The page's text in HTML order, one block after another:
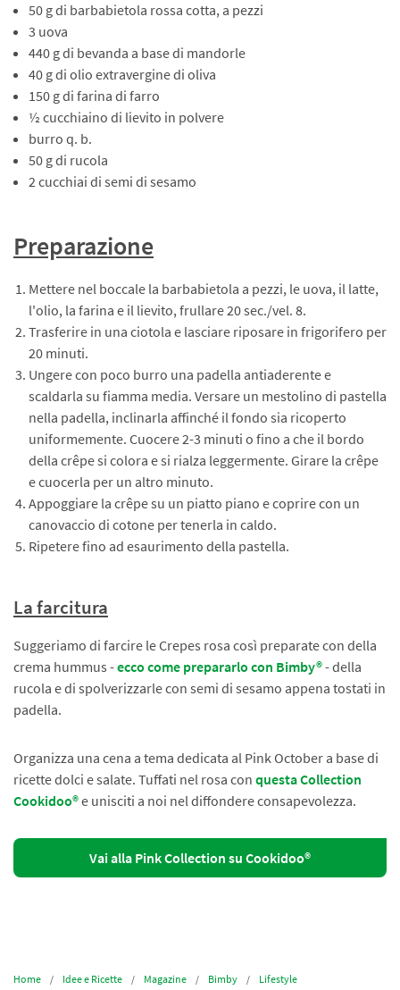
50 g di barbabietola rossa cotta, a pezzi
3 uova
440 g di bevanda a base di mandorle
40 g di olio extravergine di oliva
150 g di farina di farro
½ cucchiaino di lievito in polvere
burro q. b.
50 g di rucola
2 cucchiai di semi di sesamo
Preparazione
Mettere nel boccale la barbabietola a pezzi, le uova, il latte,
l'olio, la farina e il lievito, frullare 20 sec./vel. 8.
Trasferire in una ciotola e lasciare riposare in frigorifero per
20 minuti.
Ungere con poco burro una padella antiaderente e
scaldarla su fiamma media. Versare un mestolino di pastella
nella padella, inclinarla affinché il fondo sia ricoperto
uniformemente. Cuocere 2-3 minuti o fino a che il bordo
della crêpe si colora e si rialza leggermente. Girare la crêpe
e cuocerla per un altro minuto.
Appoggiare la crêpe su un piatto piano e coprire con un
canovaccio di cotone per tenerla in caldo.
Ripetere fino ad esaurimento della pastella.
La farcitura
Suggeriamo di farcire le Crepes rosa così preparate con della
crema hummus -ecco come prepararlo con Bimby®- della
rucola e di spolverizzarle con semi di sesamo appena tostati in
padella.
Organizza una cena a tema dedicata al Pink October a base di
ricette dolci e salate. Tuffati nel rosa con questa Collection
Cookidoo®e unisciti a noi nel diffondere consapevolezza.
Vai alla Pink Collection su Cookidoo®
Home Idee e Ricette Magazine Bimby Lifestyle